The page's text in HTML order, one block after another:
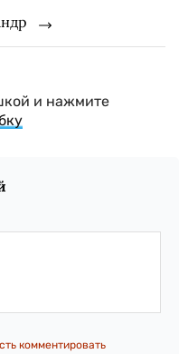
и нажмите
комментировать